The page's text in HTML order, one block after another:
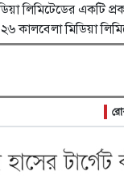
লিমিটেডের একটি
কালবেলা মিডিয়া